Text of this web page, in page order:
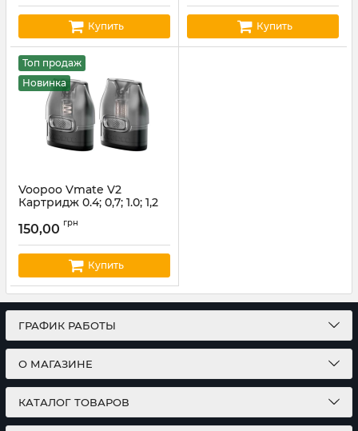
Купить Купить
Топ продаж
Новинка
Voopoo Vmate V2
Картридж 0.4; 0,7; 1.0; 1,2
Артикул: voopoo04
150,00 грн
Купить
ГРАФИК РАБОТЫ
О МАГАЗИНЕ
КАТАЛОГ ТОВАРОВ